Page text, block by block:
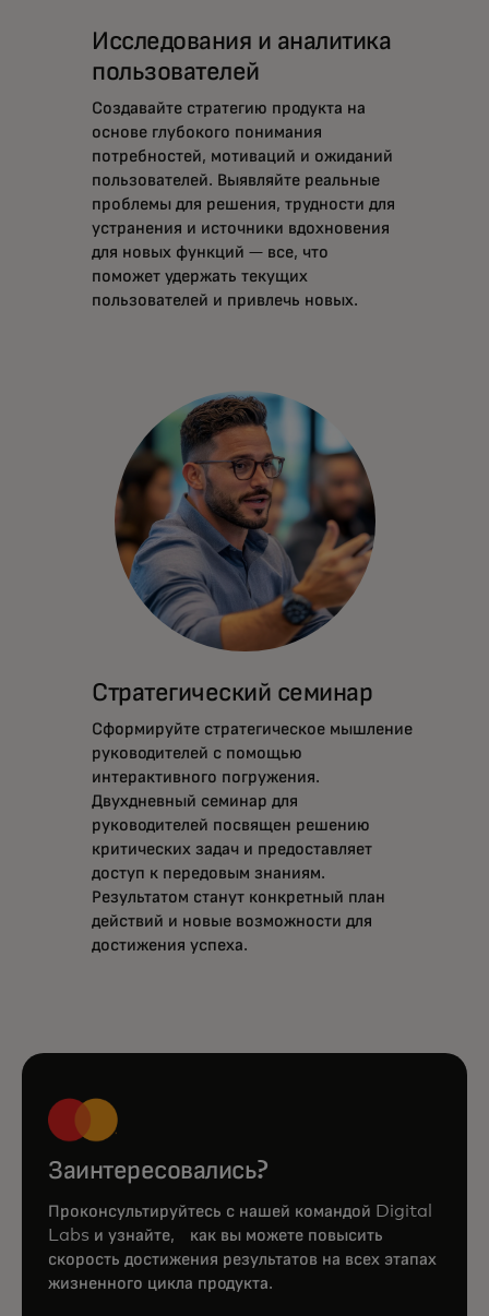
Исследования и аналитика
пользователей
Создавайте стратегию продукта на
основе глубокого понимания
потребностей, мотиваций и ожиданий
пользователей. Выявляйте реальные
проблемы для решения, трудности для
устранения и источники вдохновения
для новых функций — все, что
поможет удержать текущих
пользователей и привлечь новых.
Стратегический семинар
Сформируйте стратегическое мышление
руководителей с помощью
интерактивного погружения.
Двухдневный семинар для
руководителей посвящен решению
критических задач и предоставляет
доступ к передовым знаниям.
Результатом станут конкретный план
действий и новые возможности для
достижения успеха.
Заинтересовались?
Проконсультируйтесь с нашей командой Digital
Labs и узнайте, как вы можете повысить
скорость достижения результатов на всех этапах
жизненного цикла продукта.